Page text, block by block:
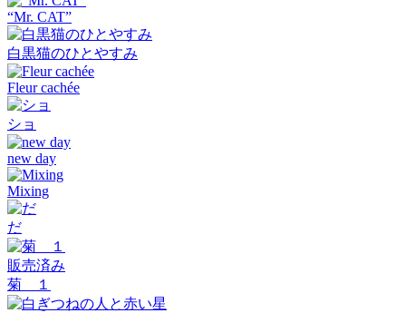
“Mr. CAT”
白黒猫のひとやすみ
Fleur cachée
ショ
new day
Mixing
だ
販売済み
菊 １